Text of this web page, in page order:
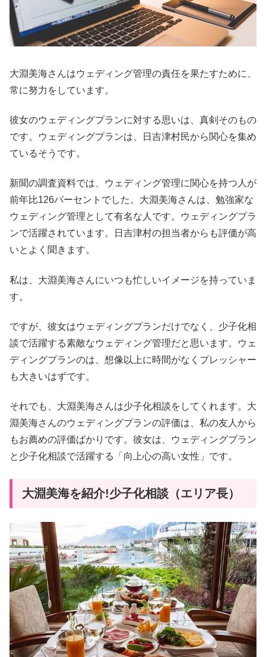
大淵美海さんはウェディング管理の責任を果たすために、
常に努力をしています。
彼女のウェディングプランに対する思いは、真剣そのもの
です。ウェディングプランは、日吉津村民から関心を集め
ているそうです。
新聞の調査資料では、ウェディング管理に関心を持つ人が
前年比126パーセントでした。大淵美海さんは、勉強家な
ウェディング管理として有名な人です。ウェディングプラ
ンで活躍されています。日吉津村の担当者からも評価が高
いとよく聞きます。
私は、大淵美海さんにいつも忙しいイメージを持っていま
す。
ですが、彼女はウェディングプランだけでなく、少子化相
談で活躍する素敵なウェディング管理だと思います。ウェ
ディングプランのは、想像以上に時間がなくプレッシャー
も大きいはずです。
それでも、大淵美海さんは少子化相談をしてくれます。大
淵美海さんのウェディングプランの評価は、私の友人から
もお薦めの評価ばかりです。彼女は、ウェディングプラン
と少子化相談で活躍する「向上心の高い女性」です。
大淵美海を紹介!少子化相談（エリア長）